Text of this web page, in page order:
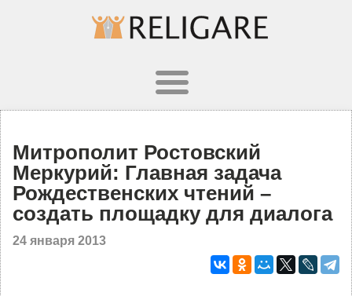
Митрополит Ростовский
Меркурий: Главная задача
Рождественских чтений –
создать площадку для диалога
24 января 2013